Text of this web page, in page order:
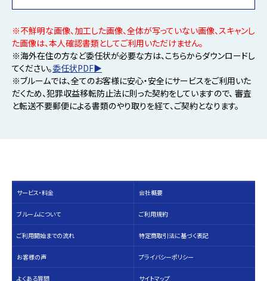
※不鮮明な画像、加工した画像、全体が写っていない画像、スキャンし
た画像は、本人確認書類としてご利用いただけません。
※海外在住の方など委任状が必要な方は、こちらからダウンロードし
てください。委任状PDF▶
※ブルームでは、全てのお客様に安心・安全にサービスをご利用いた
だくため、犯罪収益移転防止法に則った契約をしていますので、 審査
と転送不要郵便による書類のやり取りを経て、ご契約となります。
サービス・料⾦
ブルームについて
ご利用開始までの流れ
お客様の声
よくある質問
会社概要
ご利用規約
特定商取引法に基づく表記
プライバシーポリシー
サイトマップ